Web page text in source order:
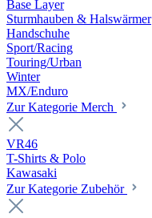
Base Layer
Sturmhauben & Halswärmer
Handschuhe
Sport/Racing
Touring/Urban
Winter
MX/Enduro
Zur Kategorie Merch
VR46
T-Shirts & Polo
Kawasaki
Zur Kategorie Zubehör